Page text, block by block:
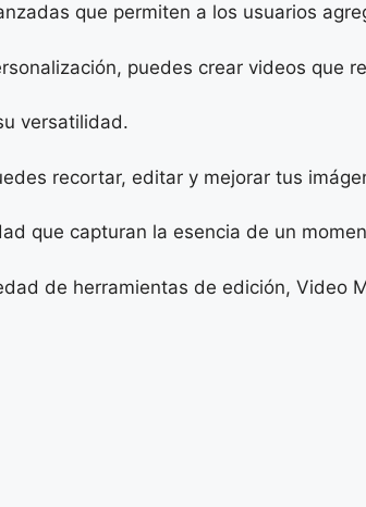
que permiten a los usuarios
puedes crear videos que
versatilidad.
recortar, editar y mejorar tus
que capturan la esencia de un
de herramientas de edición, Video